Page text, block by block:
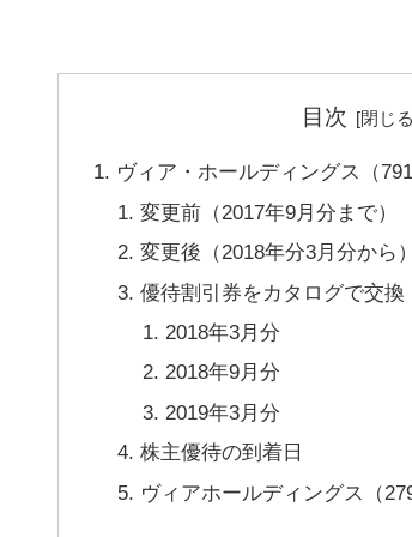
目次
ヴィア・ホールディングス（
変更前（2017年9月分まで）
変更後（2018年分3月分から）
優待割引券をカタログで交換
2018年3月分
2018年9月分
2019年3月分
株主優待の到着日
ヴィアホールディングス（